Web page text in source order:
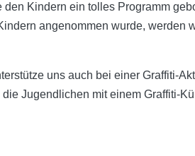
den Kindern ein tolles Programm
angenommen wurde, werden
uns auch bei einer Graffiti-
die Jugendlichen mit einem Graffiti-